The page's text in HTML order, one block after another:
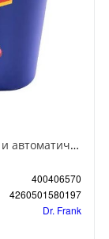
Dr.Frank Universal Порошок для ручной и автоматической стирки концентрированный универсальный 8 кг на 120 стирок
400406570
4260501580197
Dr. Frank